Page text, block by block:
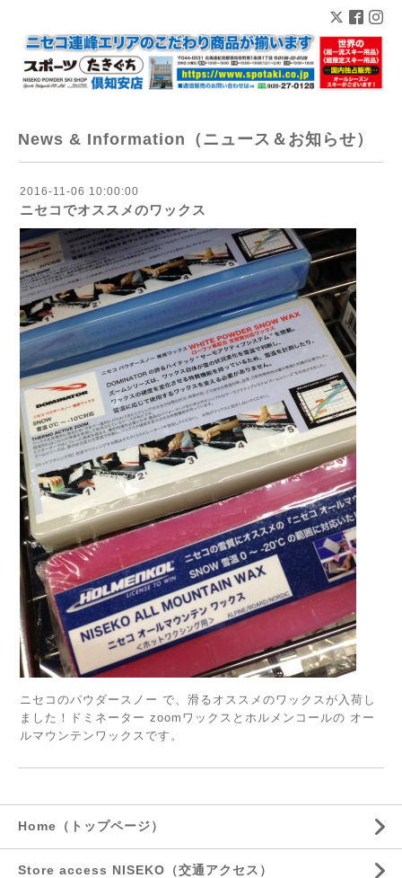
News & Information（ニュース＆お知らせ）
2016-11-06 10:00:00
ニセコでオススメのワックス
ニセコのパウダースノー で、滑るオススメのワックスが入荷し
ました！ドミネーター zoomワックスとホルメンコールの オー
ルマウンテンワックスです。
Home（トップページ）
Store access NISEKO（交通アクセス）